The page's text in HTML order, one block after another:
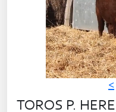
<
TOROS P.